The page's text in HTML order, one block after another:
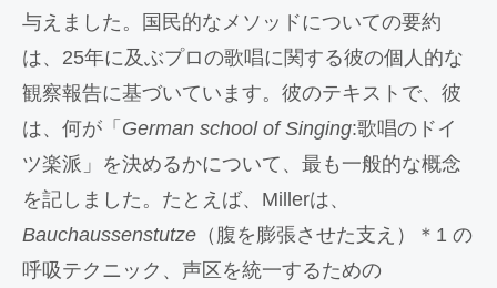
与えました。国民的なメソッドについての要約
は、25年に及ぶプロの歌唱に関する彼の個人的な
観察報告に基づいています。彼のテキストで、彼
は、何が「 German school of Singing:歌唱のドイ
ツ楽派」を決めるかについて、最も一般的な概念
を記しました。たとえば、Millerは、
Bauchaussenstutze （腹を膨張させた支え）＊1 の
呼吸テクニック、声区を統一するための